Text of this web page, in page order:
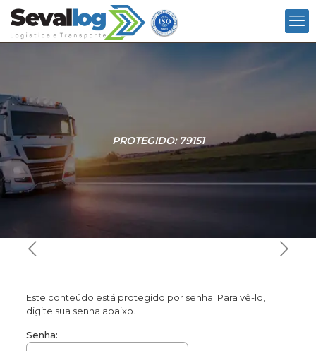
PROTEGIDO: 79151
Este conteúdo está protegido por senha. Para vê-lo,
digite sua senha abaixo.
Senha: